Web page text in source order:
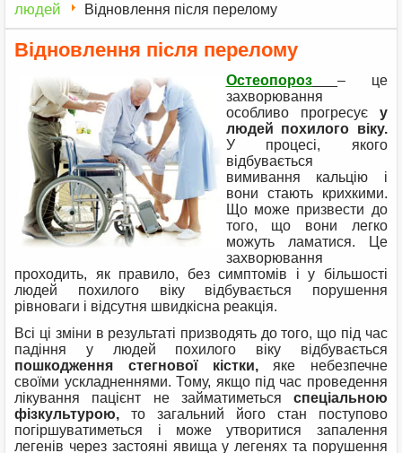
людей
Відновлення після перелому
Відновлення після перелому
Остеопороз
– це
захворювання
особливо прогресує у
людей похилого віку.
У процесі, якого
відбувається
вимивання кальцію і
вони стають крихкими.
Що може призвести до
того, що вони легко
можуть ламатися. Це
захворювання
проходить, як правило, без симптомів і у більшості
людей похилого віку відбувається порушення
рівноваги і відсутня швидкісна реакція.
Всі ці зміни в результаті призводять до того, що під час
падіння у людей похилого віку відбувається
пошкодження стегнової кістки, яке небезпечне
своїми ускладненнями. Тому, якщо під час проведення
лікування пацієнт не займатиметься спеціальною
фізкультурою, то загальний його стан поступово
погіршуватиметься і може утворитися запалення
легенів через застояні явища у легенях та порушення